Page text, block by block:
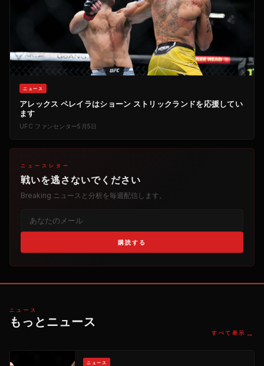
ニュース
アレックス ペレイラはショーン ストリックランドを応援してい
ます
UFC ファンセンター5月5日
ニュースレター
戦いを逃さないでください
Breaking ニュースと分析を毎週配信します。
購読する
ニュース
もっとニュース
すべて表示 →
ニュース